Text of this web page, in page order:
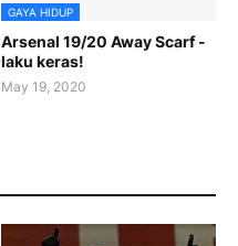
GAYA HIDUP
Arsenal 19/20 Away Scarf -
laku keras!
May 19, 2020